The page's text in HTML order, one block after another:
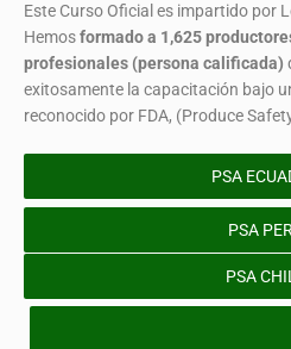
Este Curso Oficial es impartido por
Hemosformadoa 1,625
profesionales (persona calificada)
exitosamente la capacitación bajo
reconocido por FDA, (Produce
PSA
PSA
PSA